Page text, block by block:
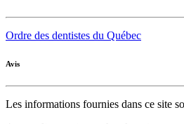
Ordre des dentistes du Québec
Avis
Les informations fournies dans ce site